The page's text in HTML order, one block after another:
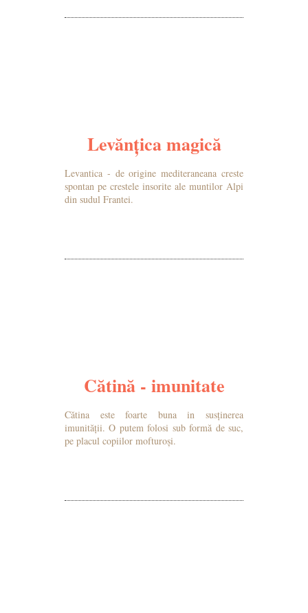
Levănțica magică
Levantica - de origine mediteraneana creste
spontan pe crestele insorite ale muntilor Alpi
din sudul Frantei.
Cătină - imunitate
Cătina este foarte buna in susținerea
imunității. O putem folosi sub formă de suc,
pe placul copiilor mofturoși.